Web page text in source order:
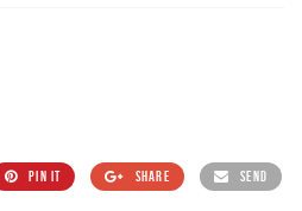
PIN IT SHARE SEND